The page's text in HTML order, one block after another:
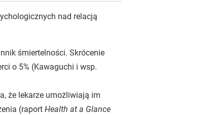
nad relacją
śmiertelności. Skrócenie
o 5% (Kawaguchi i wsp.
że lekarze umożliwiają im
(raport Health at a Glance